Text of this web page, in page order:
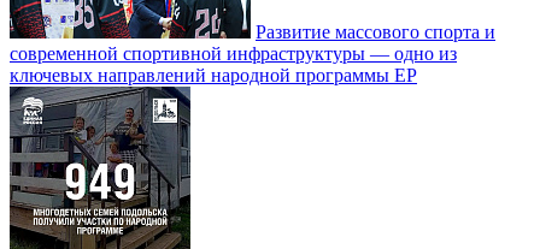
Развитие массового спорта и
современной спортивной инфраструктуры — одно из
ключевых направлений народной программы ЕР